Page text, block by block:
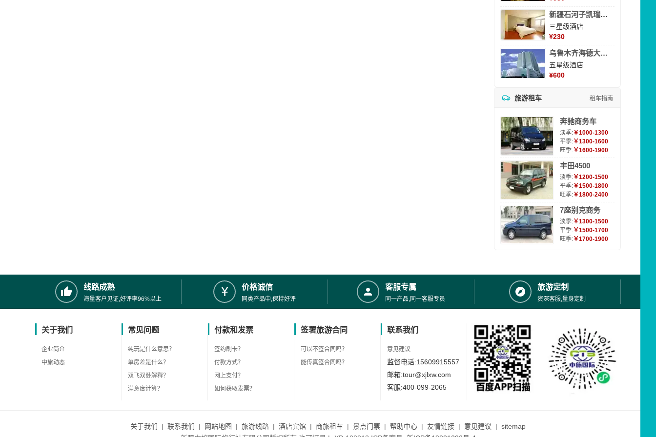
新疆石河子凯瑞酒店
三星级酒店
¥230
乌鲁木齐海德大酒店
五星级酒店
¥600
旅游租车 租车指南
奔驰商务车
淡季:￥1000-1300
平季:￥1300-1600
旺季:￥1600-1900
丰田4500
淡季:￥1200-1500
平季:￥1500-1800
旺季:￥1800-2400
7座别克商务
淡季:￥1300-1500
平季:￥1500-1700
旺季:￥1700-1900
线路成熟
海量客户见证,好评率96%以上
价格诚信
同类产品中,保持好评
客服专属
同一产品,同一客服专员
旅游定制
资深客服,量身定制
关于我们
企业简介
中旅动态
常见问题
纯玩是什么意思？
单房差是什么？
双飞双卧解释？
满意度计算？
付款和发票
签约刷卡？
付款方式？
网上支付？
如何获取发票？
签署旅游合同
可以不签合同吗？
能传真签合同吗？
联系我们
意见建议
监督电话:15609915557
邮箱:tour@xjlxw.com
客服:400-099-2065
关于我们 | 联系我们 | 网站地图 | 旅游线路 | 酒店宾馆 | 商旅租车 | 景点门票 | 帮助中心 | 友情链接 | 意见建议 | sitemap